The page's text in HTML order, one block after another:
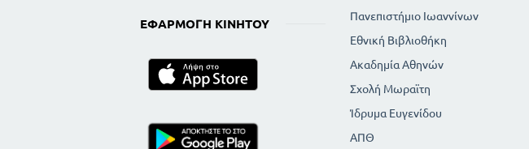
ΕΦΑΡΜΟΓΉ ΚΙΝΗΤΟΎ
Πανεπιστήμιο Ιωαννίνων
Εθνική Βιβλιοθήκη
Ακαδημία Αθηνών
Σχολή Μωραϊτη
Ίδρυμα Ευγενίδου
ΑΠΘ